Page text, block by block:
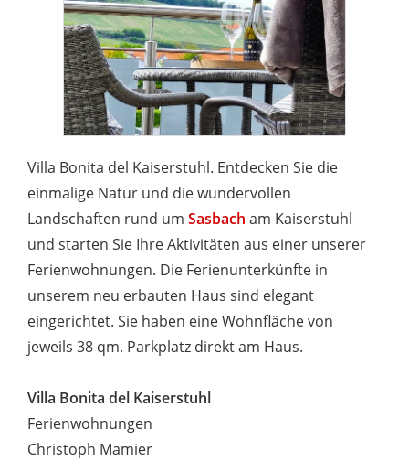
Villa Bonita del Kaiserstuhl. Entdecken Sie die
einmalige Natur und die wundervollen
Landschaften rund um Sasbach am Kaiserstuhl
und starten Sie Ihre Aktivitäten aus einer unserer
Ferienwohnungen. Die Ferienunterkünfte in
unserem neu erbauten Haus sind elegant
eingerichtet. Sie haben eine Wohnfläche von
jeweils 38 qm. Parkplatz direkt am Haus.
Villa Bonita del Kaiserstuhl
Ferienwohnungen
Christoph Mamier